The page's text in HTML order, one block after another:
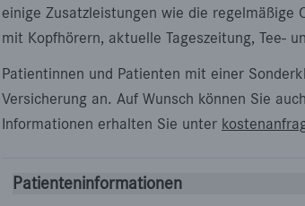
einige Zusatzleistungen wie die regelmäßige
mit Kopfhörern, aktuelle Tageszeitung, Tee-
Patientinnen und Patienten mit einer
Versicherung an. Auf Wunsch können Sie
Informationen erhalten Sie unter
Patienteninformationen